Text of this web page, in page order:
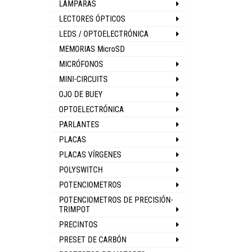
LÁMPARAS
LECTORES ÓPTICOS
LEDS / OPTOELECTRÓNICA
MEMORIAS MicroSD
MICRÓFONOS
MINI-CIRCUITS
OJO DE BUEY
OPTOELECTRÓNICA
PARLANTES
PLACAS
PLACAS VÍRGENES
POLYSWITCH
POTENCIOMETROS
POTENCIOMETROS DE PRECISIÓN-
TRIMPOT
PRECINTOS
PRESET DE CARBÓN